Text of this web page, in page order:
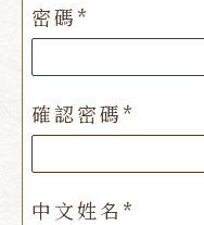
密碼*
確認密碼*
中文姓名*